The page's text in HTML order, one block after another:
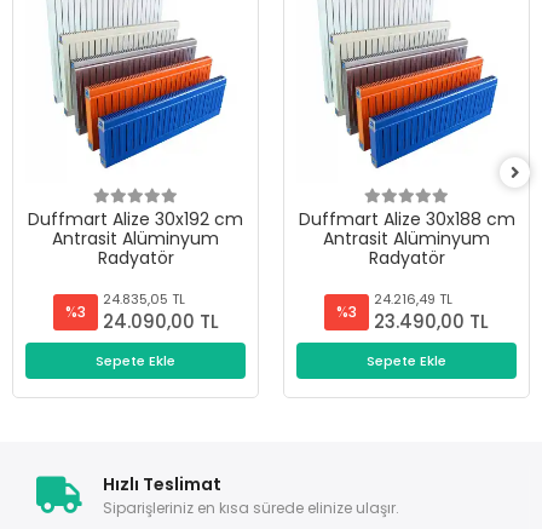
Duffmart Alize 30x192 cm
Antrasit Alüminyum
Radyatör
%3
24.835,05 TL
24.090,00 TL
Sepete Ekle
Duffmart Alize 30x188 cm
Antrasit Alüminyum
Radyatör
%3
24.216,49 TL
23.490,00 TL
Sepete Ekle
Hızlı Teslimat
Siparişleriniz en kısa sürede elinize ulaşır.